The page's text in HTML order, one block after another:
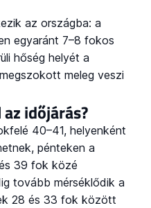
az országba: a
egyaránt 7–8 fokos
hőség helyét a
meleg veszi
időjárás?
40–41, helyenként
pénteken a
39 fok közé
tovább mérséklődik a
28 és 33 fok között